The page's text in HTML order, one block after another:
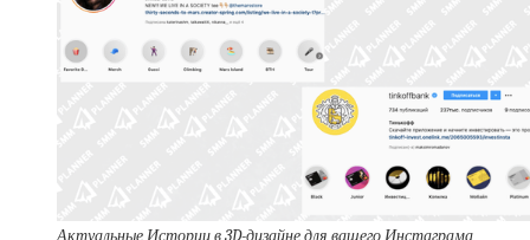
Актуальные Истории в 3D-дизайне для вашего Инстаграма